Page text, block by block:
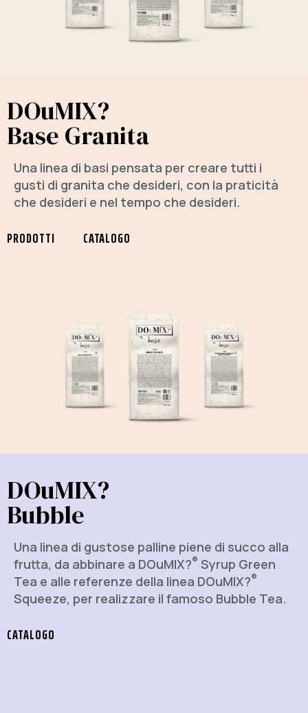
DOuMIX?
Base Granita
Una linea di basi pensata per creare tutti i
gusti di granita che desideri, con la praticità
che desideri e nel tempo che desideri.
PRODOTTI CATALOGO
DOuMIX?
Bubble
Una linea di gustose palline piene di succo alla
frutta, da abbinare a DOuMIX?® Syrup Green
Tea e alle referenze della linea DOuMIX?®
Squeeze, per realizzare il famoso Bubble Tea.
CATALOGO